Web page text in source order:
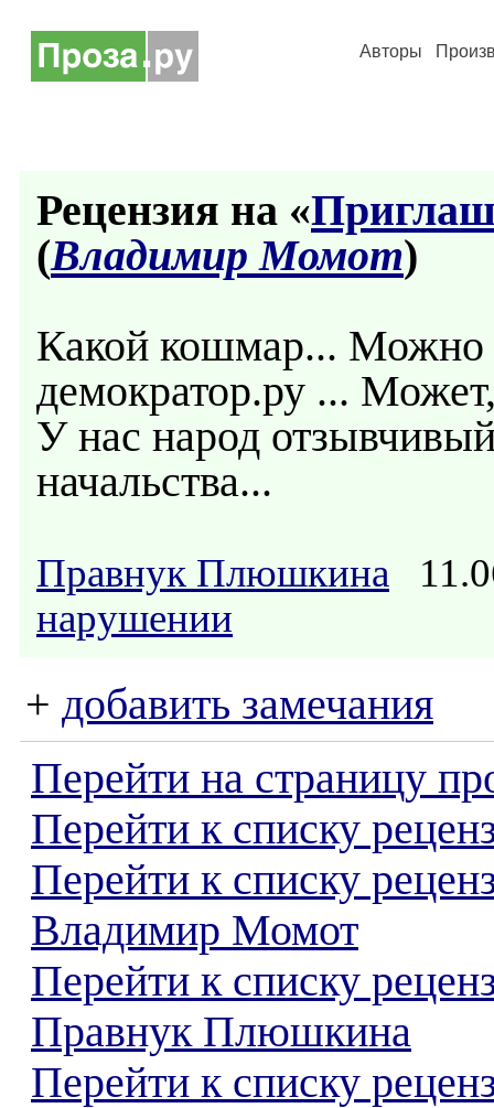
Авторы
Рецензия на «
(Владимир Момот)
Какой кошмар... Можно
демократор.ру ...
У нас народ
начальства...
Правнук Плюшкина
нарушении
+ добавить замечания
Перейти на страницу
Перейти к списку
Перейти к списку
Владимир Момот
Перейти к списку
Правнук Плюшкина
Перейти к списку